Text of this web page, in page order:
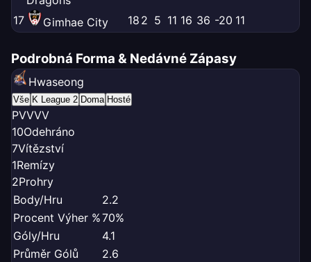
17 Gimhae City 18 2 5 11 16 36 -20 11
Podrobná Forma & Nedávné Zápasy
Hwaseong
Vše K League 2 Doma Hosté
PVVVV
10Odehráno
7Vítězství
1Remízy
2Prohry
Body/Hru
2.2
Procent Výher %70%
Góly/Hru
4.1
Průměr Gólů
2.6